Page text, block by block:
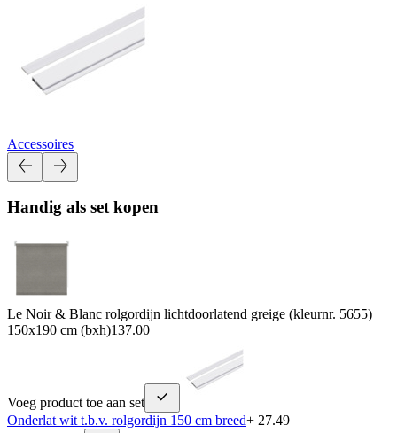
Accessoires
Handig als set kopen
Le Noir & Blanc rolgordijn lichtdoorlatend greige (kleurnr. 5655)
150x190 cm (bxh)137.00
Voeg product toe aan set
Onderlat wit t.b.v. rolgordijn 150 cm breed+ 27.49